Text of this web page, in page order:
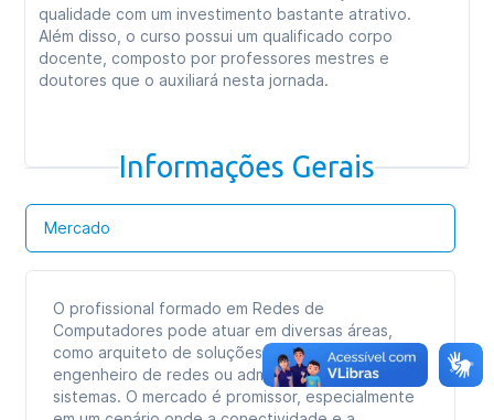
qualidade com um investimento bastante atrativo.
Além disso, o curso possui um qualificado corpo
docente, composto por professores mestres e
doutores que o auxiliará nesta jornada.
Informações Gerais
Mercado
O profissional formado em Redes de
Computadores pode atuar em diversas áreas,
como arquiteto de soluções, analista de redes,
engenheiro de redes ou administrador de
sistemas. O mercado é promissor, especialmente